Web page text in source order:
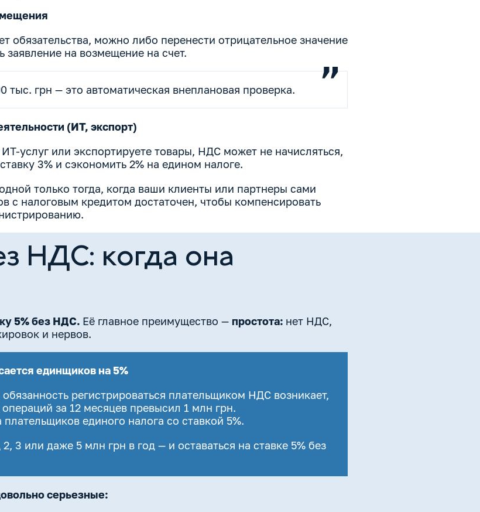
обязательства, можно либо перенести отрицательное значение
на возмещение на счет.
грн — это автоматическая внеплановая проверка.
(ИТ, экспорт)
услуг или экспортируете товары, НДС может не начисляться,
3% и сэкономить 2% на едином налоге.
только тогда, когда ваши клиенты или партнеры сами
с налоговым кредитом достаточен, чтобы компенсировать
НДС: когда она
5% без НДС. Её главное преимущество — простота: нет НДС,
и нервов.
единщиков на 5%
регистрироваться плательщиком НДС возникает,
за 12 месяцев превысил 1 млн грн.
единого налога со ставкой 5%.
3 или даже 5 млн грн в год — и оставаться на ставке 5% без
серьезные: